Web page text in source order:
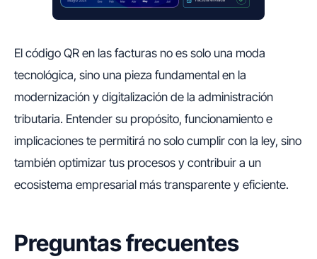
El código QR en las facturas no es solo una moda
tecnológica, sino una pieza fundamental en la
modernización y digitalización de la administración
tributaria. Entender su propósito, funcionamiento e
implicaciones te permitirá no solo cumplir con la ley, sino
también optimizar tus procesos y contribuir a un
ecosistema empresarial más transparente y eficiente.
Preguntas frecuentes